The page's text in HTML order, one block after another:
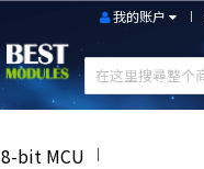
我的账户
8-bit MCU